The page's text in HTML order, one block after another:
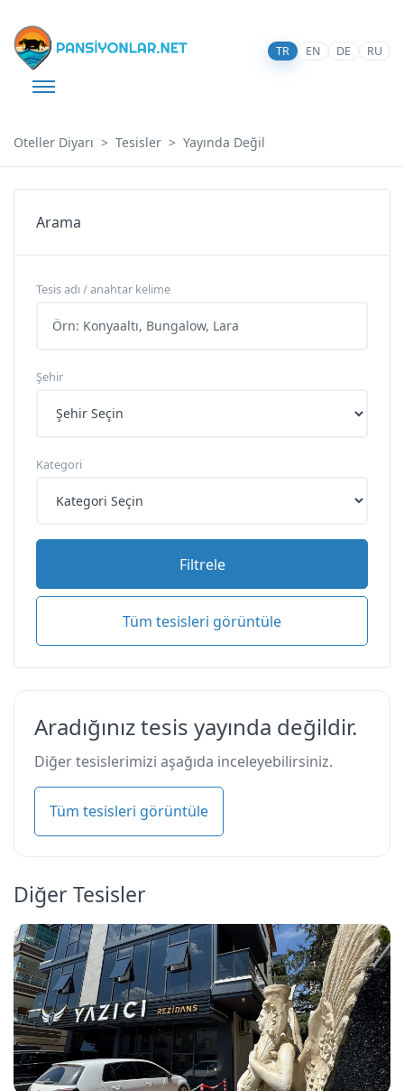
TR EN DE RU
Oteller Diyarı Tesisler Yayında Değil
Arama
Tesis adı / anahtar kelime
Şehir
Kategori
Filtrele
Tüm tesisleri görüntüle
Aradığınız tesis yayında değildir.
Diğer tesislerimizi aşağıda inceleyebilirsiniz.
Tüm tesisleri görüntüle
Diğer Tesisler